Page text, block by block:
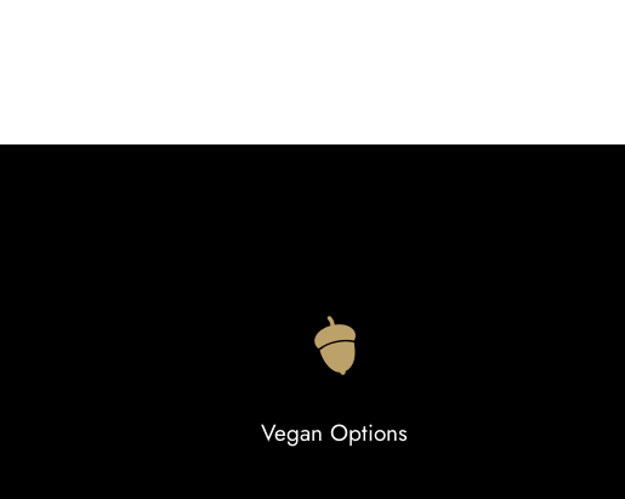
Vegan Options